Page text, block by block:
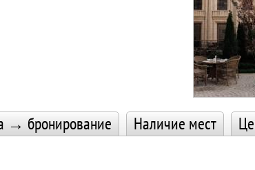
→ бронирование Наличие мест